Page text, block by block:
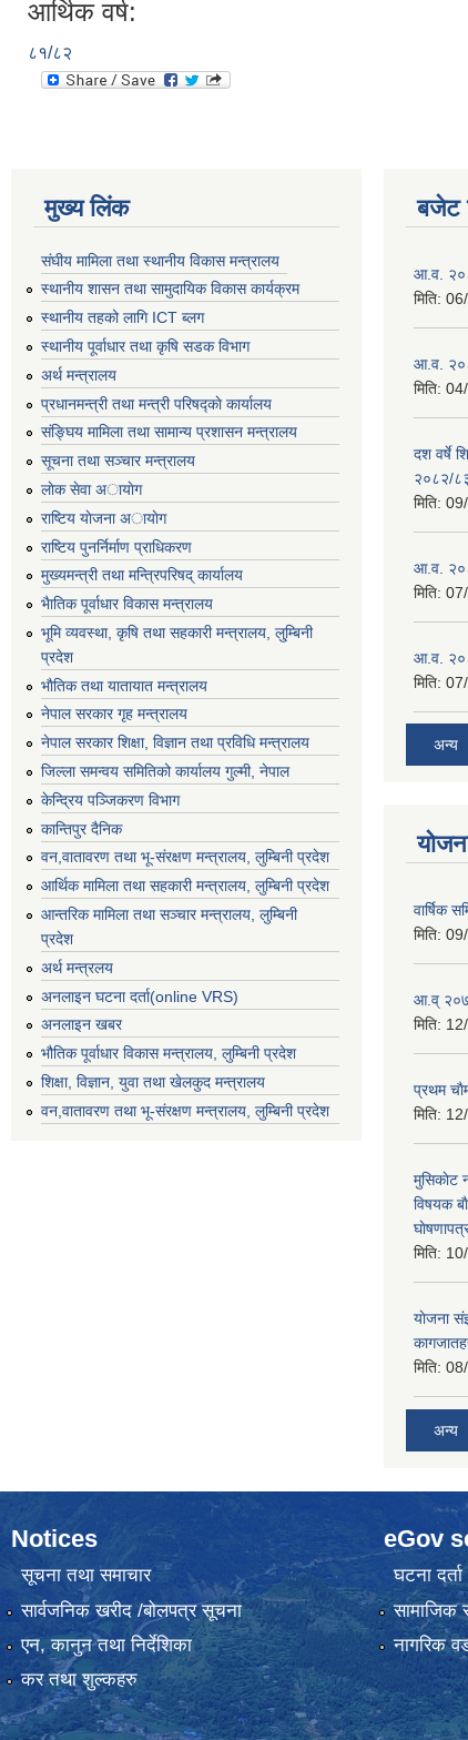
आर्थिक वर्ष:
८१/८२
मुख्य लिंक
संघीय मामिला तथा स्थानीय विकास मन्त्रालय
स्थानीय शासन तथा सामुदायिक विकास कार्यक्रम
स्थानीय तहको लागि ICT ब्लग
स्थानीय पूर्वाधार तथा कृषि सडक विभाग
अर्थ मन्त्रालय
प्रधानमन्त्री तथा मन्त्री परिषद्काे कार्यालय
संङ्घिय मामिला तथा सामान्य प्रशासन मन्त्रालय
सूचना तथा सञ्चार मन्त्रालय
लाेक सेवा अायाेग
राष्टिय याेजना अायाेग
राष्टिय पुनर्निर्माण प्राधिकरण
मुख्यमन्त्री तथा मन्त्रिपरिषद् कार्यालय
भैातिक पूर्वाधार विकास मन्त्रालय
भूमि व्यवस्था, कृषि तथा सहकारी मन्त्रालय, लु्म्बिनी
प्रदेश
भाैतिक तथा यातायात मन्त्रालय
नेपाल सरकार गृह मन्त्रालय
नेपाल सरकार शिक्षा, विज्ञान तथा प्रविधि मन्त्रालय
जिल्ला समन्वय समितिको कार्यालय गुल्मी, नेपाल
केन्द्रिय पञ्जिकरण विभाग
कान्तिपुर दैनिक
वन,वातावरण तथा भू-संरक्षण मन्त्रालय, लुम्बिनी प्रदेश
आर्थिक मामिला तथा सहकारी मन्त्रालय, लुम्बिनी प्रदेश
आन्तरिक मामिला तथा सञ्चार मन्त्रालय, लुम्बिनी
प्रदेश
अर्थ मन्त्रलय
अनलाइन घटना दर्ता(online VRS)
अनलाइन खबर
भौतिक पूर्वाधार विकास मन्त्रालय, लुम्बिनी प्रदेश
शिक्षा, विज्ञान, युवा तथा खेलकुद मन्‍‍त्रालय
वन,वातावरण तथा भू-संरक्षण मन्त्रालय, लुम्बिनी प्रदेश
बजेट
आ.व.
मिति:
आ.व.
मिति:
दश वर्षे
२०८२/
मिति:
आ.व.
मिति:
आ.व.
मिति:
अन्य
वार्षिक
मिति:
आ.व्
मिति:
प्रथम
मिति:
मुसिकाेट
विषयक
मिति:
याेजना
मिति:
अन्य
Notices
सूचना तथा समाचार
सार्वजनिक खरीद /बोलपत्र सूचना
एन, कानुन तथा निर्देशिका
कर तथा शुल्कहरु
eGov
घटना दर्ता
सामाजिक
नागरिक